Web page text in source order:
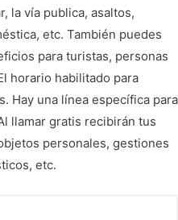
la vía publica, asaltos,
etc. También puedes
para turistas, personas
horario habilitado para
Hay una línea específica para
llamar gratis recibirán tus
personales, gestiones
etc.